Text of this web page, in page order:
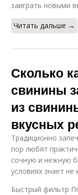
заиграть новыми
Читать дальше →
Сколько
свинины
из
вкусных
Традиционно
пор любят
сочную и нежную
условиях знает
Быстрый фильтр